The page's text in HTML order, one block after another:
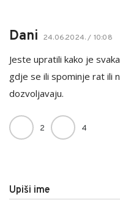
Dani 24.06.2024. / 10:08
Jeste upratili kako je
gdje se ili spominje rat ili
dozvoljavaju.
2 4
Upiši ime